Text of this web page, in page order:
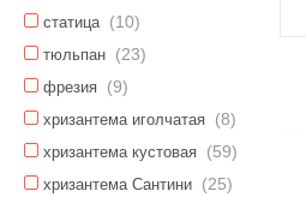
статица (10)
тюльпан (23)
фрезия (9)
хризантема иголчатая (8)
хризантема кустовая (59)
хризантема Сантини (25)